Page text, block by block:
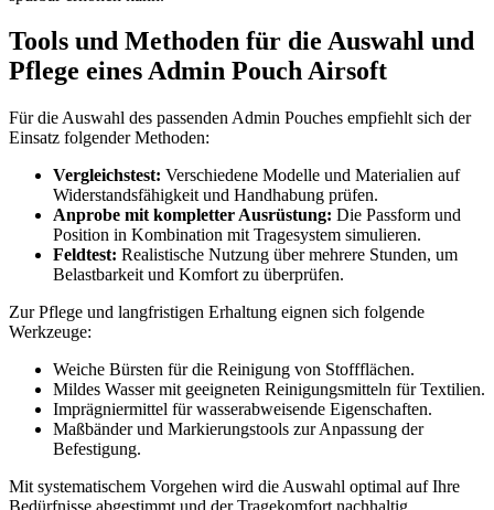
Tools und Methoden für die Auswahl und
Pflege eines Admin Pouch Airsoft
Für die Auswahl des passenden Admin Pouches empfiehlt sich der
Einsatz folgender Methoden:
Vergleichstest: Verschiedene Modelle und Materialien auf
Widerstandsfähigkeit und Handhabung prüfen.
Anprobe mit kompletter Ausrüstung: Die Passform und
Position in Kombination mit Tragesystem simulieren.
Feldtest: Realistische Nutzung über mehrere Stunden, um
Belastbarkeit und Komfort zu überprüfen.
Zur Pflege und langfristigen Erhaltung eignen sich folgende
Werkzeuge:
Weiche Bürsten für die Reinigung von Stoffflächen.
Mildes Wasser mit geeigneten Reinigungsmitteln für Textilien.
Imprägniermittel für wasserabweisende Eigenschaften.
Maßbänder und Markierungstools zur Anpassung der
Befestigung.
Mit systematischem Vorgehen wird die Auswahl optimal auf Ihre